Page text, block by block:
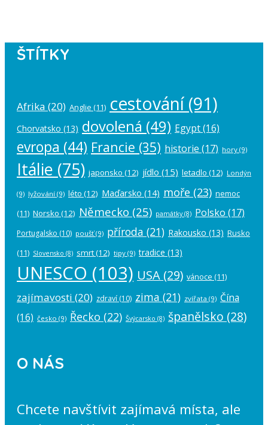
ŠTÍTKY
Afrika (20) Anglie (11) cestování(91)
Chorvatsko (13) dovolená (49) Egypt(16)
evropa (44) Francie (35) historie (17) hory (9)
Itálie (75) japonsko (12) jídlo (15) letadlo (12) Londýn
(9) lyžování (9) léto (12) Maďarsko (14) moře (23) nemoc
(11) Norsko (12) Německo (25) památky(8) Polsko (17)
Portugalsko (10) poušť(9) příroda (21) Rakousko (13) Rusko
(11) Slovensko (8) smrt(12) tipy (9) tradice (13)
UNESCO (103) USA (29) vánoce (11)
zajímavosti (20) zdraví (10) zima (21) zvířata (9) Čína
(16) česko (9) Řecko (22) Švýcarsko (8) španělsko (28)
O NÁS
Chcete navštívit zajímavá místa, ale